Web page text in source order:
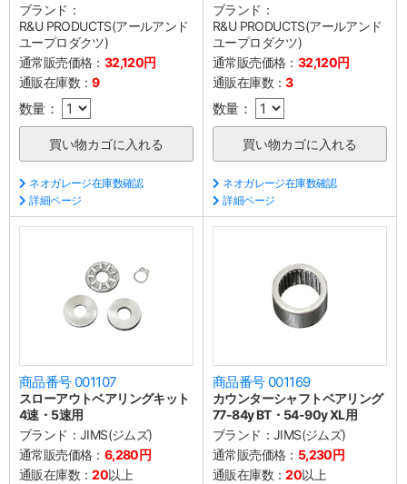
ブランド：
R&U PRODUCTS(アールアンド
ユープロダクツ)
通常販売価格： 32,120円
通販在庫数：9
数量：
ネオガレージ在庫数確認
詳細ページ
ブランド：
R&U PRODUCTS(アールアンド
ユープロダクツ)
通常販売価格： 32,120円
通販在庫数：3
数量：
ネオガレージ在庫数確認
詳細ページ
商品番号 001107
スローアウトベアリングキット
4速・5速用
ブランド： JIMS(ジムズ)
通常販売価格： 6,280円
通販在庫数：20以上
商品番号 001169
カウンターシャフトベアリング
77-84y BT・54-90y XL用
ブランド： JIMS(ジムズ)
通常販売価格： 5,230円
通販在庫数：20以上